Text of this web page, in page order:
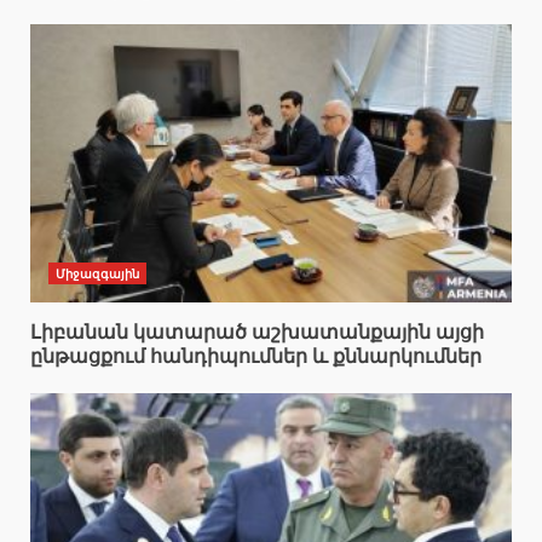
Միջազգային
Լիբանան կատարած աշխատանքային այցի
ընթացքում հանդիպումներ և քննարկումներ